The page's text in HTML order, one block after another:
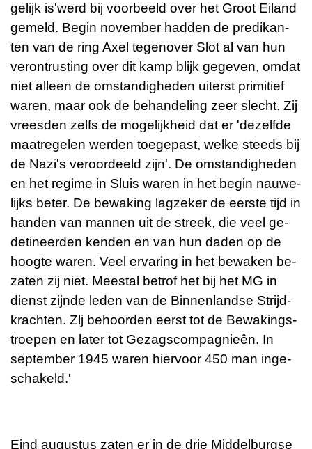
ge­lijk is'werd bij voor­beeld over het Groot Ei­land
ge­meld. Begin no­vem­ber had­den de pre­di­kan­
ten van de ring Axel te­gen­over Slot al van hun
ver­ont­rus­ting over dit kamp blijk ge­ge­ven, omdat
niet al­leen de om­stan­dig­he­den ui­terst pri­mi­tief
waren, maar ook de be­han­de­ling zeer slecht. Zij
vrees­den zelfs de mo­ge­lijk­heid dat er 'de­zelf­de
maat­re­ge­len wer­den toe­ge­past, welke steeds bij
de Nazi's ver­oor­deeld zijn'. De om­stan­dig­he­den
en het re­gime in Sluis waren in het begin nau­we­
lijks beter. De be­wa­king lag­ze­ker de eer­ste tijd in
han­den van man­nen uit de streek, die veel ge­
de­ti­neer­den ken­den en van hun daden op de
hoog­te waren. Veel er­va­ring in het be­wa­ken be­
za­ten zij niet. Mee­st­al be­trof het bij het MG in
dienst zijn­de leden van de Bin­nen­land­se Strijd­
krach­ten. Zlj be­hoor­den eerst tot de Be­wa­kings­
troe­pen en later tot Ge­zags­com­pag­nieên. In
sep­tem­ber 1945 waren hier­voor 450 man in­ge­
scha­keld.'
Eind au­gus­tus zaten er in de drie Mid­del­burg­se